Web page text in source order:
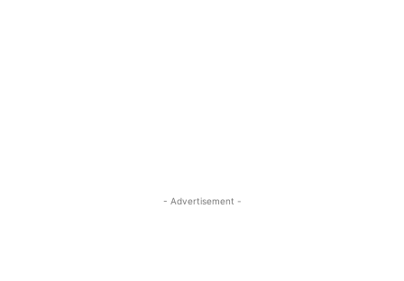
- Advertisement -